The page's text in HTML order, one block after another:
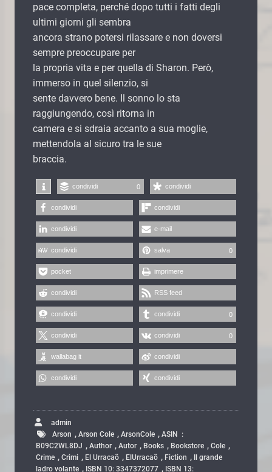
pace completa, perché dopo tutti i fatti degli
ultimi giorni gli sembra
ancora strano potersi rilassare e non doversi
sempre preoccupare per
la propria vita e per quella di Sharon. Però,
immerso in quel silenzio, si
sente davvero bene. Il sonno lo sta
raggiungendo, così ritorna in
camera e si sdraia accanto a sua moglie,
mettendola al sicuro tra le sue
braccia.
condividi 0 condividi
condividi condividi
condividi e-mail
condividi salva 0
pocket imprimere
condividi RSS feed
condividi condividi 0
condividi condividi 0
wallabag it condividi
condividi condividi
admin
Arson , Arson Cole , ArsonCole , ASIN ‏ : ‎
B09C2WL8DJ , Author , Autor , Books , Bookstore , Cole ,
Crime , Crimi , El Urracaõ , ElUrracaõ , Fiction ,
Il grande
ladro volante , ISBN 10: 3347372077 , ISBN 13: